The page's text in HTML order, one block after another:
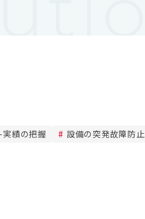
実績の把握
設備の突発故障防止